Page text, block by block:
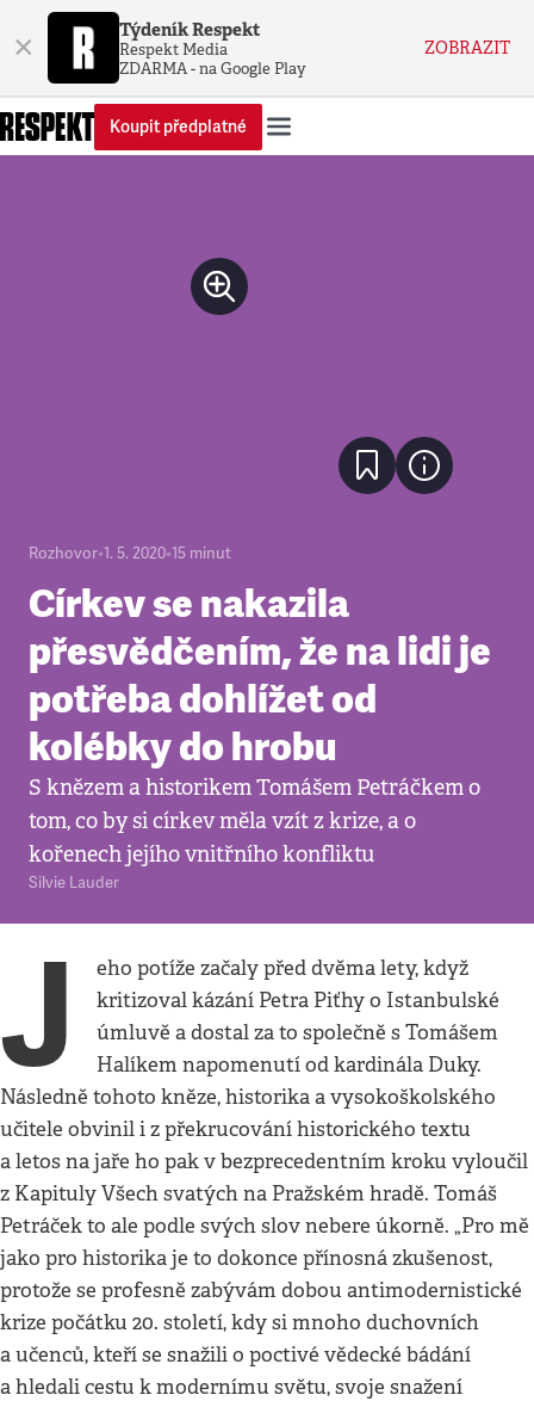
× Týdeník Respekt
Respekt Media
ZDARMA - na Google Play
ZOBRAZIT
Koupit předplatné
Rozhovor•1. 5. 2020•15 minut
Církev se nakazila
přesvědčením, že na lidi je
potřeba dohlížet od
kolébky do hrobu
S knězem a historikem Tomášem Petráčkem o
tom, co by si církev měla vzít z krize, a o
kořenech jejího vnitřního konfliktu
Silvie Lauder
J
eho potíže začaly před dvěma lety, když
kritizoval kázání Petra Piťhy o Istanbulské
úmluvě a dostal za to společně s Tomášem
Halíkem napomenutí od kardinála Duky.
Následně tohoto kněze, historika a vysokoškolského
učitele obvinil i z překrucování historického textu
a letos na jaře ho pak v bezprecedentním kroku vyloučil
z Kapituly Všech svatých na Pražském hradě. Tomáš
Petráček to ale podle svých slov nebere úkorně. „Pro mě
jako pro historika je to dokonce přínosná zkušenost,
protože se profesně zabývám dobou antimodernistické
krize počátku 20. století, kdy si mnoho duchovních
a učenců, kteří se snažili o poctivé vědecké bádání
a hledali cestu k modernímu světu, svoje snažení